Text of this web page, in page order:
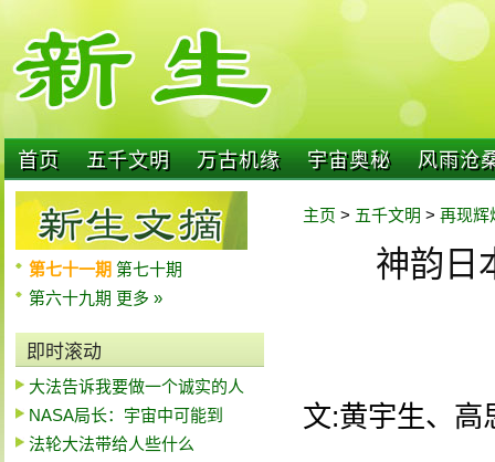
首页 五千文明 万古机缘 宇宙奥秘 风雨沧
第七十一期 第七十期
第六十九期 更多 »
即时滚动
大法告诉我要做一个诚实的人
NASA局长：宇宙中可能到
法轮大法带给人些什么
主页 > 五千文明 > 再现辉
神韵日
文:黄宇生、高